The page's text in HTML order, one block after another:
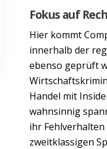
Fokus auf
Hier kommt
innerhalb der
ebenso geprüft
Handel mit
wahnsinnig
ihr
zweitklassigen